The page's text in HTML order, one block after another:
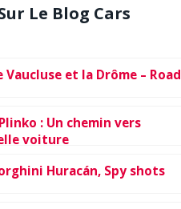
Le Blog Cars
et la Drôme – Road
: Un chemin vers
voiture
Huracán, Spy shots